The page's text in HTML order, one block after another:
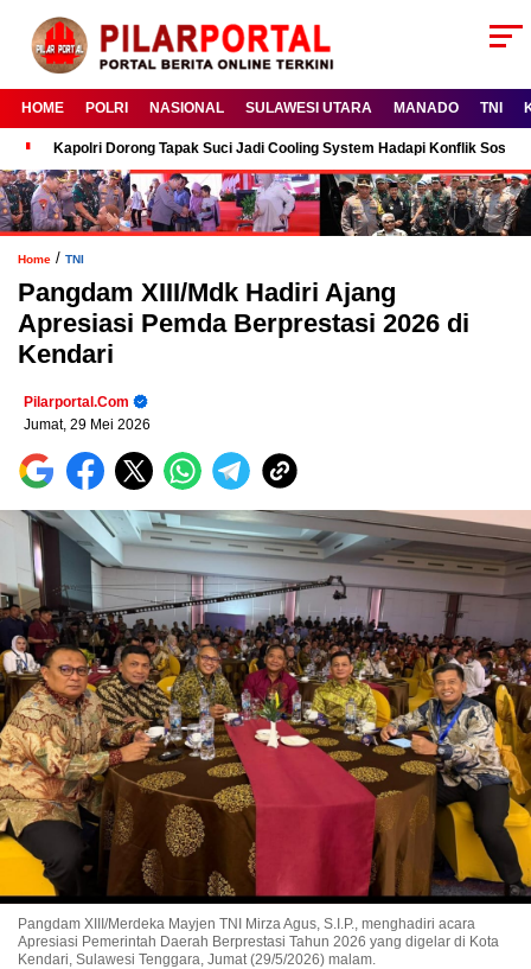
HOME POLRI NASIONAL SULAWESI UTARA MANADO TNI
Kapolri Dorong Tapak Suci Jadi Cooling System Hadapi Konflik Sosial
Home / TNI
Pangdam XIII/Mdk Hadiri Ajang
Apresiasi Pemda Berprestasi 2026 di
Kendari
Pilarportal.com
Jumat, 29 Mei 2026
Pangdam XIII/Merdeka Mayjen TNI Mirza Agus, S.I.P., menghadiri acara
Apresiasi Pemerintah Daerah Berprestasi Tahun 2026 yang digelar di Kota
Kendari, Sulawesi Tenggara, Jumat (29/5/2026) malam.